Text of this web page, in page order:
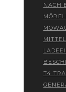
NACH
T4